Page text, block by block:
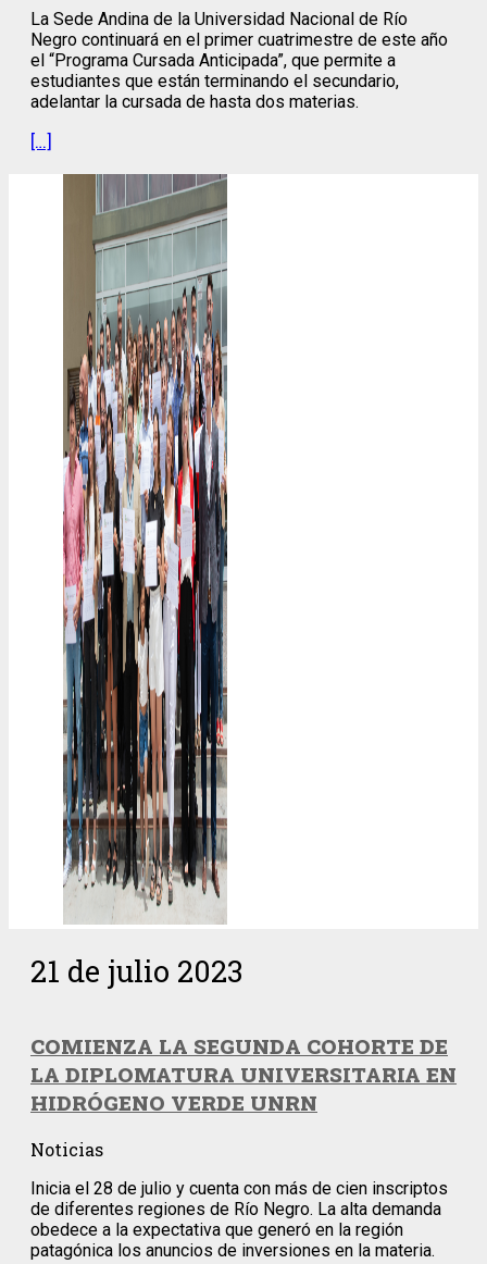
La Sede Andina de la Universidad Nacional de Río
Negro continuará en el primer cuatrimestre de este año
el “Programa Cursada Anticipada”, que permite a
estudiantes que están terminando el secundario,
adelantar la cursada de hasta dos materias.
[…]
21 de julio 2023
COMIENZA LA SEGUNDA COHORTE DE
LA DIPLOMATURA UNIVERSITARIA EN
HIDRÓGENO VERDE UNRN
Noticias
Inicia el 28 de julio y cuenta con más de cien inscriptos
de diferentes regiones de Río Negro. La alta demanda
obedece a la expectativa que generó en la región
patagónica los anuncios de inversiones en la materia.